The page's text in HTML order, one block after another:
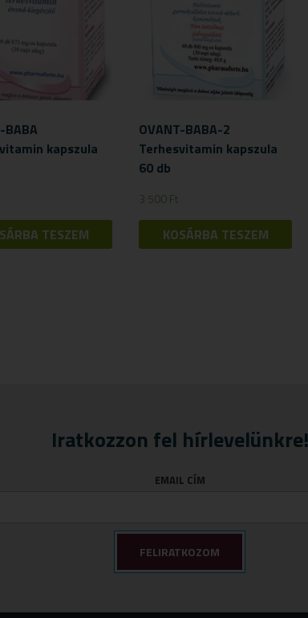
BABA
kapszula
TESZEM
OVANT-BABA-2
Terhesvitamin kapszula
60 db
3 500Ft
KOSÁRBA TESZEM
Iratkozzon fel hírlevelünkre!
EMAIL CÍM